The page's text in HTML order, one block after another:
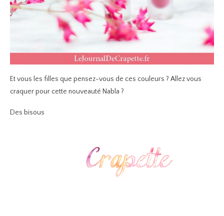
Et vous les filles que pensez-vous de ces couleurs ? Allez vous
craquer pour cette nouveauté Nabla ?
Des bisous